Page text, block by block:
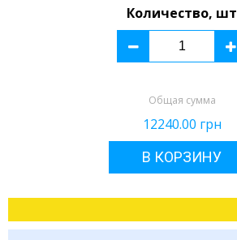
Количество, шт
Общая сумма
12240.00 грн
В КОРЗИНУ